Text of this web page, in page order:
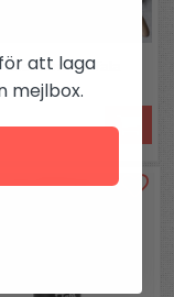
Tala
att laga
mejlbox.